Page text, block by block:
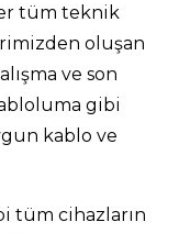
tüm teknik
oluşan
ve son
gibi
kablo ve
tüm cihazların